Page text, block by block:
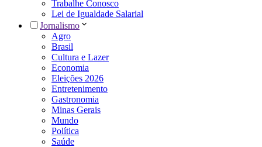
Trabalhe Conosco
Lei de Igualdade Salarial
Jornalismo
Agro
Brasil
Cultura e Lazer
Economia
Eleições 2026
Entretenimento
Gastronomia
Minas Gerais
Mundo
Política
Saúde